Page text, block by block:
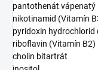
pantothenát vápenatý
nikotinamid (Vitamín
pyridoxin hydrochlorid
riboflavin (Vitamín B2)
cholin bitartrát